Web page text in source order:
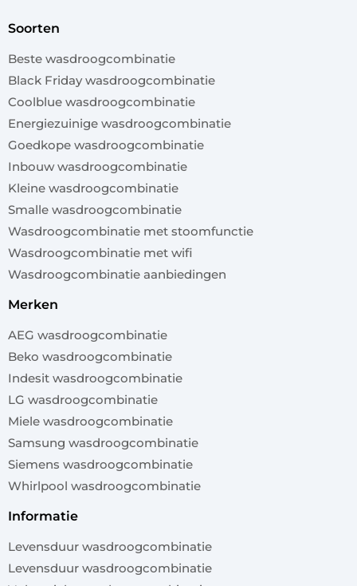
soorten
Beste wasdroogcombinatie
Black Friday wasdroogcombinatie
Coolblue wasdroogcombinatie
Energiezuinige wasdroogcombinatie
Goedkope wasdroogcombinatie
Inbouw wasdroogcombinatie
Kleine wasdroogcombinatie
Smalle wasdroogcombinatie
Wasdroogcombinatie met stoomfunctie
Wasdroogcombinatie met wifi
Wasdroogcombinatie aanbiedingen
merken
AEG wasdroogcombinatie
Beko wasdroogcombinatie
Indesit wasdroogcombinatie
LG wasdroogcombinatie
Miele wasdroogcombinatie
Samsung wasdroogcombinatie
Siemens wasdroogcombinatie
Whirlpool wasdroogcombinatie
informatie
Levensduur wasdroogcombinatie
Levensduur wasdroogcombinatie